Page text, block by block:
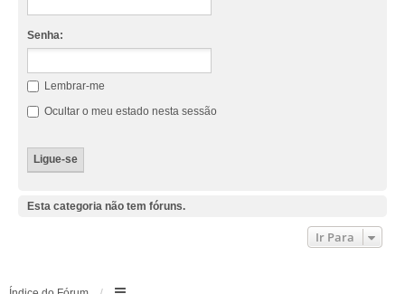
Senha:
Lembrar-me
Ocultar o meu estado nesta sessão
Esta categoria não tem fóruns.
Ir Para